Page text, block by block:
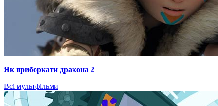
Як приборкати дракона 2
Всі мультфільми